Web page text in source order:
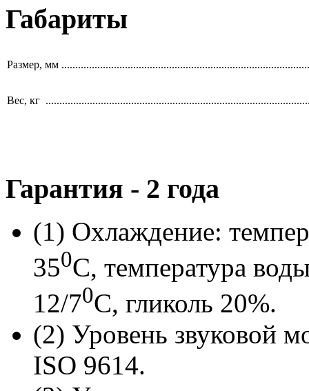
Габариты
Размер, мм
Вес, кг
Гарантия - 2 года
(1) Охлаждение:
350С, температура
12/70С, гликоль 20%.
(2) Уровень звуковой
ISO 9614.